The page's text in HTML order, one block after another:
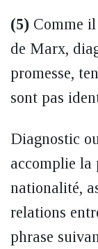
(5) Comme
de Marx,
promesse,
sont pas
Diagnostic
accomplie la
nationalité,
relations
phrase